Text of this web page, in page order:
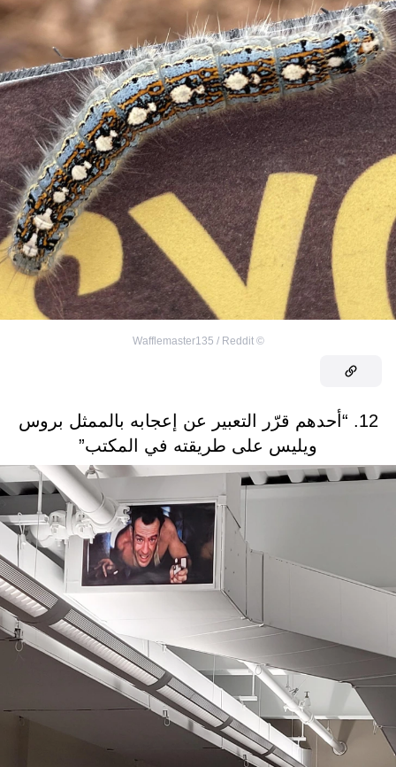
©
Wafflemaster135 / Reddit
12. “أحدهم قرّر التعبير عن إعجابه بالممثل بروس
ويليس على طريقته في المكتب”